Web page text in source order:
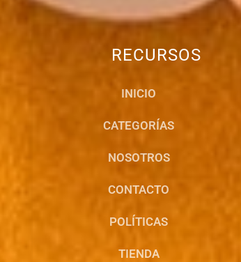
RECURSOS
INICIO
CATEGORÍAS
NOSOTROS
CONTACTO
POLÍTICAS
TIENDA